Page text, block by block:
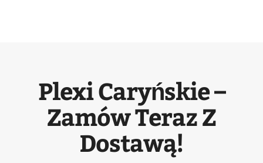
Plexi Caryńskie –
Zamów Teraz Z
Dostawą!